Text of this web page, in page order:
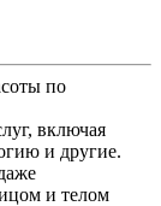
по
включая
и другие.
и телом